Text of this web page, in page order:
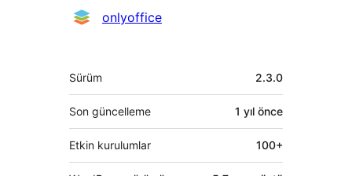
Katkıdaonlyoffice
Meta
Sürüm 2.3.0
Son güncelleme 1 yıl önce
Etkin kurulumlar 100+